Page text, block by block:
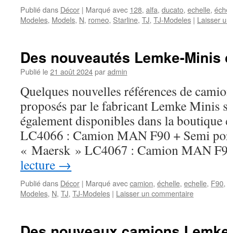
Publié dans Décor | Marqué avec 128, alfa, ducato, echelle,
Modeles, Models, N, romeo, Starline, TJ, TJ-Modeles | Laisser
Des nouveautés Lemke-
Publié le21 août 2024paradmin
Quelques nouvelles références de
proposés par le fabricant Lemke Minis
également disponibles dans la
LC4066 : Camion MAN F90 + Semi
« Maersk » LC4067 : Camion MAN
lecture →
Publié dans Décor | Marqué aveccamion, échelle, echelle, F90,
Modeles, N, TJ, TJ-Modeles | Laisser un commentaire